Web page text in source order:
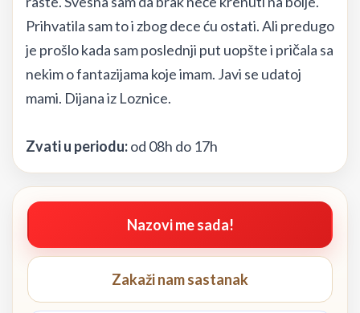
Prihvatila sam to i zbog dece ću ostati. Ali predugo
je prošlo kada sam poslednji put uopšte i pričala sa
nekim o fantazijama koje imam. Javi se udatoj
mami. Dijana iz Loznice.
Zvati u periodu:od 08h do 17h
Nazovi me sada!
Zakaži nam sastanak